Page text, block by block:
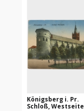
Königsberg i. Pr.
Schloß, Westseite